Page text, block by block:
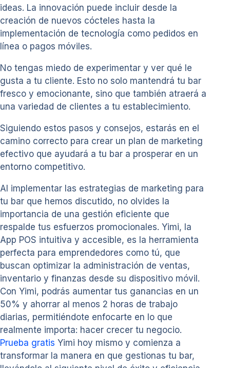
ideas. La innovación puede incluir desde la
creación de nuevos cócteles hasta la
implementación de tecnología como pedidos en
línea o pagos móviles.
No tengas miedo de experimentar y ver qué le
gusta a tu cliente. Esto no solo mantendrá tu bar
fresco y emocionante, sino que también atraerá a
una variedad de clientes a tu establecimiento.
Siguiendo estos pasos y consejos, estarás en el
camino correcto para crear un plan de marketing
efectivo que ayudará a tu bar a prosperar en un
entorno competitivo.
Al implementar las estrategias de marketing para
tu bar que hemos discutido, no olvides la
importancia de una gestión eficiente que
respalde tus esfuerzos promocionales. Yimi, la
App POS intuitiva y accesible, es la herramienta
perfecta para emprendedores como tú, que
buscan optimizar la administración de ventas,
inventario y finanzas desde su dispositivo móvil.
Con Yimi, podrás aumentar tus ganancias en un
50% y ahorrar al menos 2 horas de trabajo
diarias, permitiéndote enfocarte en lo que
realmente importa: hacer crecer tu negocio.
Prueba gratis Yimi hoy mismo y comienza a
transformar la manera en que gestionas tu bar,